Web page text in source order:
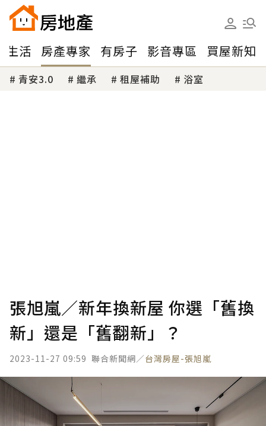
生活 房產專家 有房子 影音專區 買屋新知
青安3.0 繼承 租屋補助 浴室
張旭嵐／新年換新屋 你選「舊換
新」還是「舊翻新」？
2023-11-27 09:59 聯合新聞網／台灣房屋-張旭嵐